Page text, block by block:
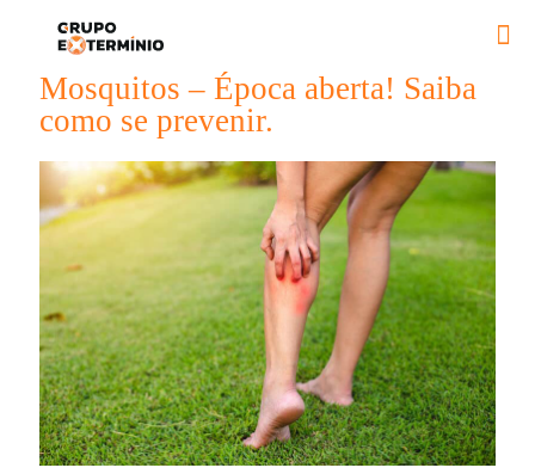
Mosquitos – Época aberta! Saiba
como se prevenir.